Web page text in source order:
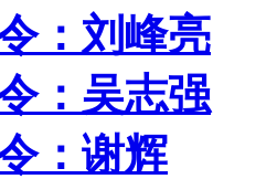
：刘峰亮
：吴志强
：谢辉